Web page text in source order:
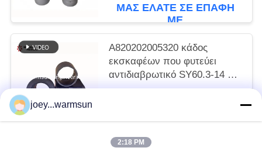
ΜΑΣ ΕΛΆΤΕ ΣΕ ΕΠΑΦΉ
ΜΕ
A820202005320 κάδος
εκσκαφέων που φυτεύει
αντιδιαβρωτικό SY60.3-14 με
θάμνους
ΜΕ
joey...warmsun
2:18 PM